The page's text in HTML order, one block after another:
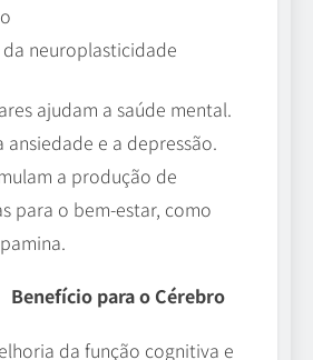
neuroplasticidade
ajudam a saúde mental.
ansiedade e a depressão.
a produção de
para o bem-estar, como
Benefício para o Cérebro
da função cognitiva e